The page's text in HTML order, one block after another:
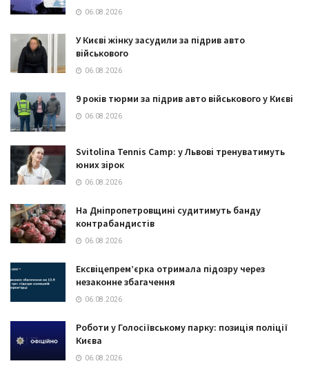
06.08.2026
У Києві жінку засудили за підрив авто
військового
06.08.2026
9 років тюрми за підрив авто військового у Києві
06.08.2026
Svitolina Tennis Camp: у Львові тренуватимуть
юних зірок
06.08.2026
На Дніпропетровщині судитимуть банду
контрабандистів
06.08.2026
Ексвіцепрем’єрка отримала підозру через
незаконне збагачення
06.08.2026
Роботи у Голосіївському парку: позиція поліції
Києва
06.08.2026